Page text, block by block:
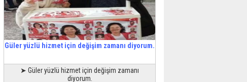
Güler yüzlü hizmet için değişim zamanı diyorum.
➤ Güler yüzlü hizmet için değişim zamanı
diyorum.